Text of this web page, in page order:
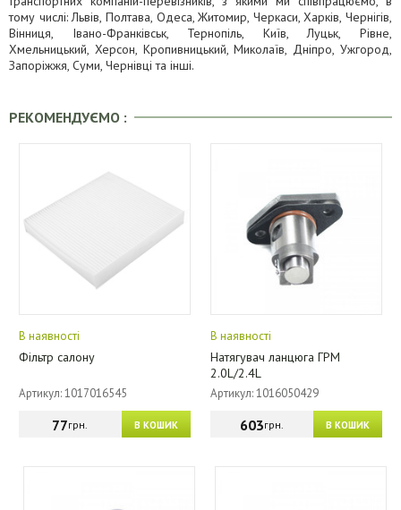
тому числі: Львів, Полтава, Одеса, Житомир, Черкаси, Харків, Чернігів,
Вінниця, Івано-Франківськ, Тернопіль, Київ, Луцьк, Рівне,
Хмельницький, Херсон, Кропивницький, Миколаїв, Дніпро, Ужгород,
Запоріжжя, Суми, Чернівці та інші.
РЕКОМЕНДУЄМО :
В наявності
Фільтр салону
Артикул: 1017016545
В КОШИК
77грн.
В наявності
Натягувач ланцюга ГРМ
2.0L/2.4L
Артикул: 1016050429
В КОШИК
603грн.